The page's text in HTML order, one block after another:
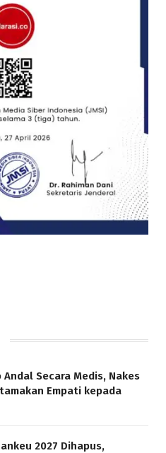
Andal Secara Medis, Nakes
Empati kepada
2027 Dihapus,